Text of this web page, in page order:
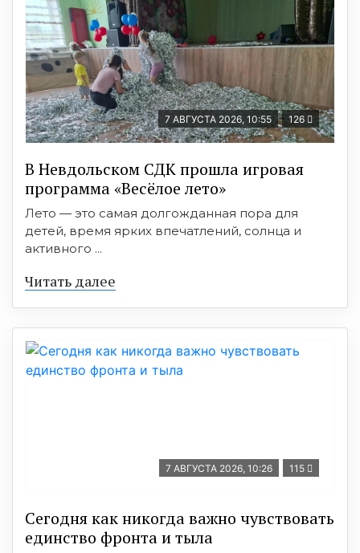
7 АВГУСТА 2026, 10:55 126
В Невдольском СДК прошла игровая
программа «Весёлое лето»
Лето — это самая долгожданная пора для
детей, время ярких впечатлений, солнца и
активного ...
Читать далее
7 АВГУСТА 2026, 10:26 115
Сегодня как никогда важно чувствовать
единство фронта и тыла